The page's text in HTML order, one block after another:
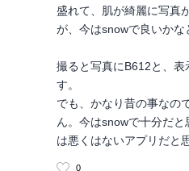
盛れて、肌が綺麗に写真
が、今はsnowで良いかな
撮ると写真にB612と、表
す。
でも、かなり昔の事なの
ん。今はsnowで十分だ
は悪くはないアプリだと
0